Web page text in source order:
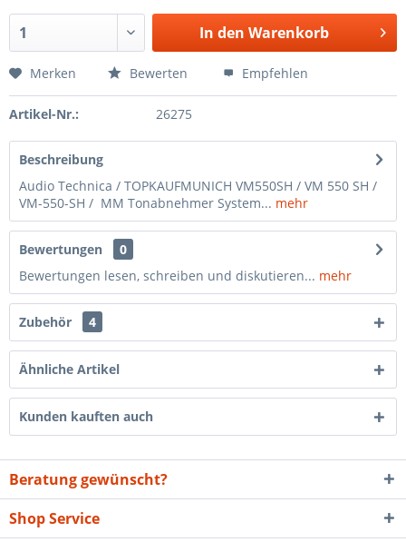
In den Warenkorb
Merken Bewerten Empfehlen
Artikel-Nr.: 26275
Beschreibung
Audio Technica / TOPKAUFMUNICH VM550SH / VM 550 SH /
VM-550-SH / MM Tonabnehmer System... mehr
Bewertungen
0
Bewertungen lesen, schreiben und diskutieren... mehr
Zubehör 4
Ähnliche Artikel
Kunden kauften auch
Beratung gewünscht?
Shop Service